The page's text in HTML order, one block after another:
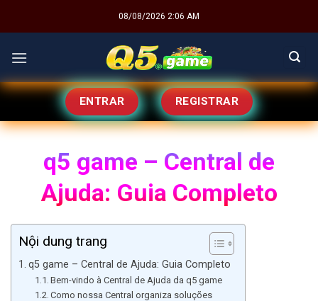
08/08/2026 2:06 AM
ENTRAR REGISTRAR
q5 game – Central de
Ajuda: Guia Completo
Nội dung trang
q5 game – Central de Ajuda: Guia Completo
Bem-vindo à Central de Ajuda da q5 game
Como nossa Central organiza soluções